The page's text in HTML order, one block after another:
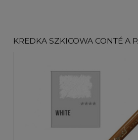
KREDKA SZKICOWA CONTÉ A